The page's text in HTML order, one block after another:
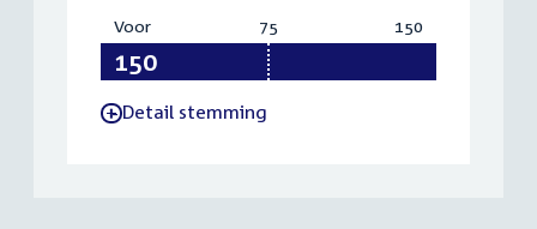
Voor:
150
75 150
-Detail stemming